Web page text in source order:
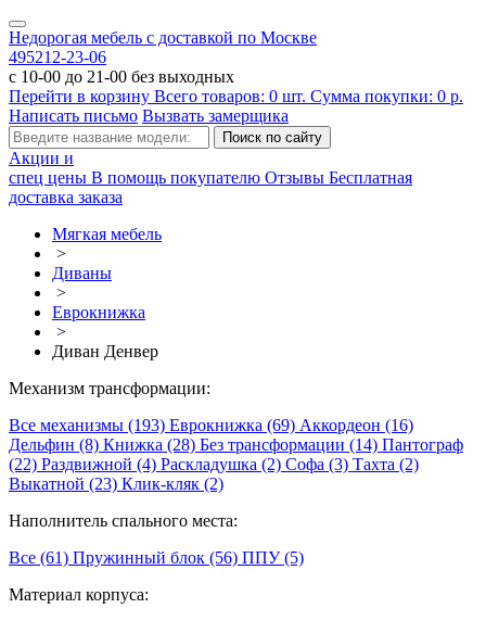
Недорогая мебель с доставкой по Москве
495212-23-06
с 10-00 до 21-00 без выходных
Перейти в корзину Всего товаров: 0 шт. Сумма покупки: 0 р.
Написать письмо Вызвать замерщика
Акции и
спец цены В помощь покупателю Отзывы Бесплатная
доставка заказа
Мягкая мебель
>
Диваны
>
Еврокнижка
>
Диван Денвер
Механизм трансформации:
Все механизмы (193) Еврокнижка (69) Аккордеон (16)
Дельфин (8) Книжка (28) Без трансформации (14) Пантограф
(22) Раздвижной (4) Раскладушка (2) Софа (3) Тахта (2)
Выкатной (23) Клик-кляк (2)
Наполнитель спального места:
Все (61) Пружинный блок (56) ППУ (5)
Материал корпуса: